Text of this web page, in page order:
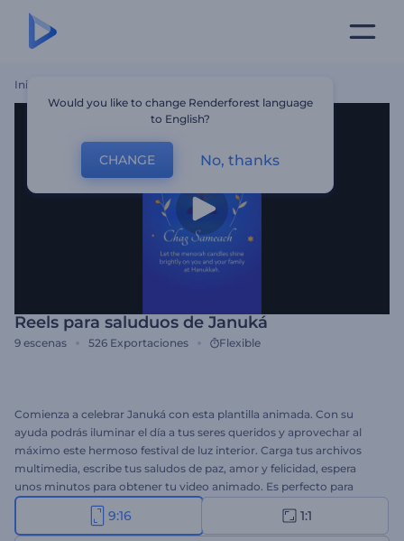
Inicio
Reels para saluduos de Januká
9 escenas 526 Exportaciones Flexible
Comienza a celebrar Januká con esta plantilla animada. Con su
ayuda podrás iluminar el día a tus seres queridos y aprovechar al
máximo este hermoso festival de luz interior. Carga tus archivos
multimedia, escribe tus saludos de paz, amor y felicidad, espera
unos minutos para obtener tu video animado. Es perfecto para
saludar a familiares, clientes, invitaciones a celebraciones y mucho
más. ¡Pruébalo ahora!
9:16 1:1
Would you like to change Renderforest language
to English?
CHANGE No, thanks